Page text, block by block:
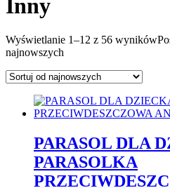
Inny
Wyświetlanie 1–12 z 56 wyników
najnowszych
PARASOL DLA
PARASOLKA